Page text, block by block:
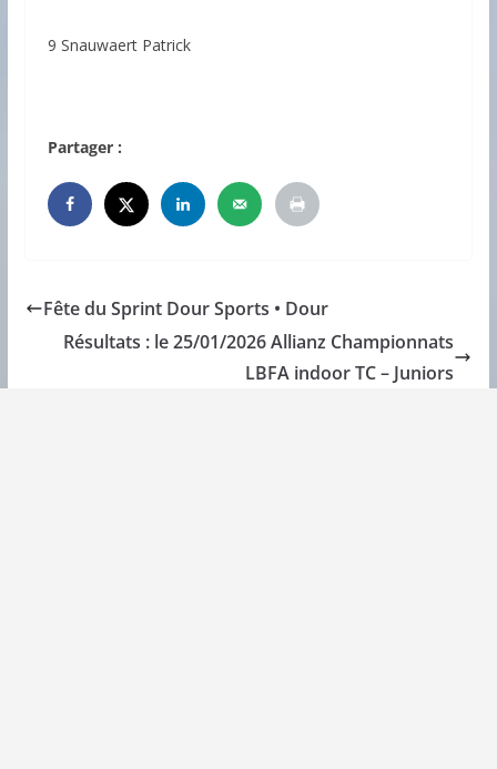
9 Snauwaert Patrick
Partager :
Fête du Sprint Dour Sports • Dour
Résultats : le 25/01/2026 Allianz Championnats
LBFA indoor TC – Juniors